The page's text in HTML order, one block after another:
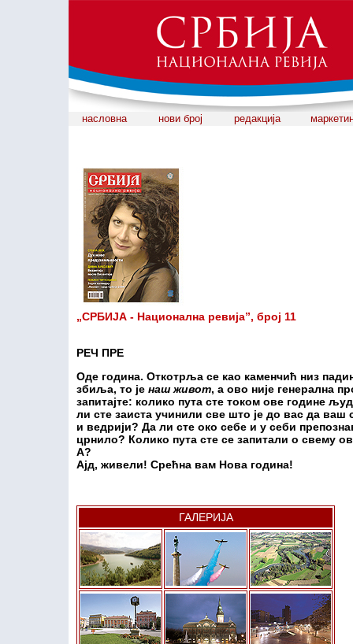
насловна нови број редакција
„СРБИЈА - Национална ревија”, број 11
РЕЧ ПРЕ
Оде година. Откотрља се као каменчић низ
збиља, то је наш живот, а ово није генерална
запитајте: колико пута сте током ове године
ли сте заиста учинили све што је до вас да
и ведрији? Да ли сте око себе и у себи
црнило? Колико пута сте се запитали о свему
А?
Ајд, живели! Срећна вам Нова година!
ГАЛЕРИЈА